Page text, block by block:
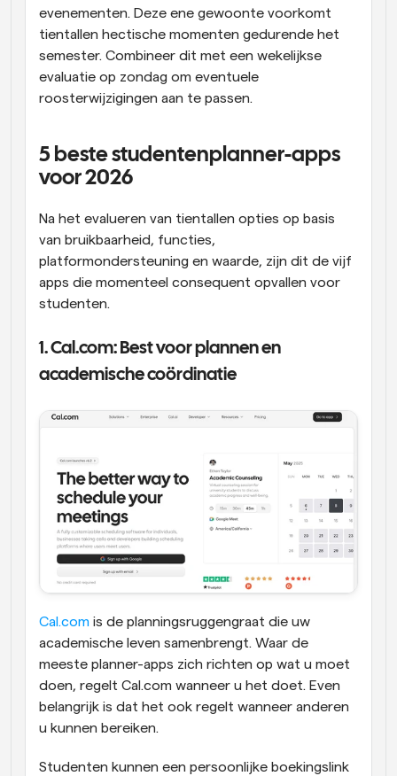
evenementen. Deze ene gewoonte voorkomt
tientallen hectische momenten gedurende het
semester. Combineer dit met een wekelijkse
evaluatie op zondag om eventuele
roosterwijzigingen aan te passen.
5 beste studentenplanner-apps
voor 2026
Na het evalueren van tientallen opties op basis
van bruikbaarheid, functies,
platformondersteuning en waarde, zijn dit de vijf
apps die momenteel consequent opvallen voor
studenten.
1. Cal.com: Best voor plannen en
academische coördinatie
Cal.com is de planningsruggengraat die uw
academische leven samenbrengt. Waar de
meeste planner-apps zich richten op wat u moet
doen, regelt Cal.com wanneer u het doet. Even
belangrijk is dat het ook regelt wanneer anderen
u kunnen bereiken.
Studenten kunnen een persoonlijke boekingslink